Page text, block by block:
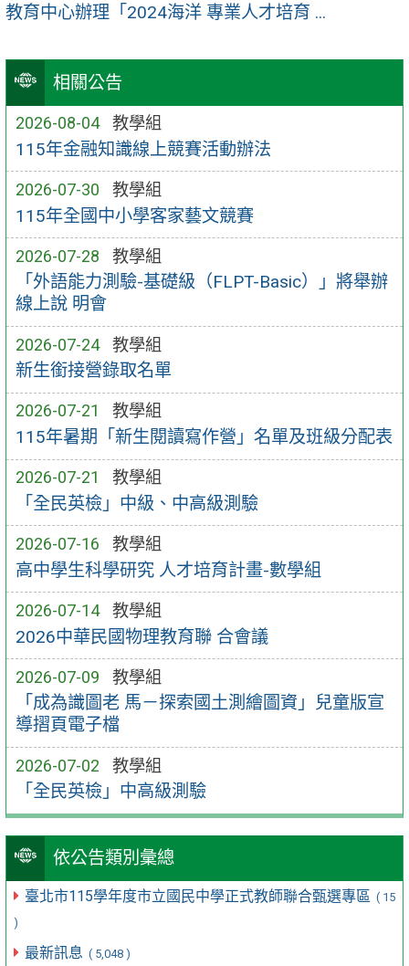
相關公告
2026-08-04 教學組
115年金融知識線上競賽活動辦法
2026-07-30 教學組
115年全國中小學客家藝文競賽
2026-07-28 教學組
「外語能力測驗-基礎級（FLPT-Basic）」將舉辦
線上說 明會
2026-07-24 教學組
新生銜接營錄取名單
2026-07-21 教學組
115年暑期「新生閱讀寫作營」名單及班級分配表
2026-07-21 教學組
「全民英檢」中級、中高級測驗
2026-07-16 教學組
高中學生科學研究 人才培育計畫-數學組
2026-07-14 教學組
2026中華民國物理教育聯 合會議
2026-07-09 教學組
「成為識圖老 馬－探索國土測繪圖資」兒童版宣
導摺頁電子檔
2026-07-02 教學組
「全民英檢」中高級測驗
依公告類別彙總
臺北市115學年度市立國民中學正式教師聯合甄選專區 ( 15
)
最新訊息 ( 5,048 )
教育中心辦理「2024海洋 專業人才培育 ...